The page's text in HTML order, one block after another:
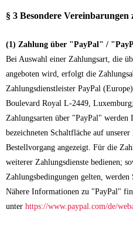
§ 3 Besondere
(1) Zahlung über "PayPal" /
Bei Auswahl einer Zahlungsart, die
angeboten wird, erfolgt die
Zahlungsdienstleister PayPal
Boulevard Royal L-2449,
Zahlungsarten über "PayPal" werden
bezeichneten Schaltfläche auf
Bestellvorgang angezeigt. Für die
weiterer Zahlungsdienste bedienen;
Zahlungsbedingungen gelten, werden
Nähere Informationen zu "PayPal"
unter https://www.paypal.com/de/